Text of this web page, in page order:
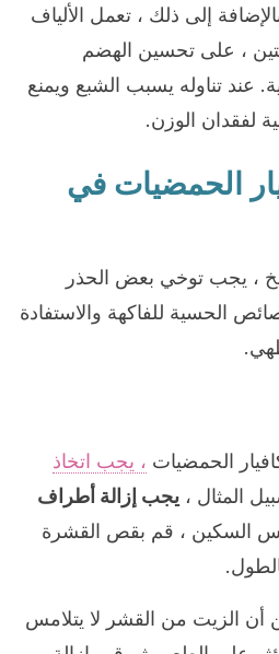
إلى ذلك ، تعمل الألياف
، على تحسين الهضم
عند تناوله يسبب الشبع ويمنع
لفقدان الوزن.
الحمضيات في
، يجب توخي بعض الحذر
الحسية للفاكهة والاستفادة
الحمضيات ، يجب اتخاذ
المثال ، يجب إزالة أطراف
السكين ، قم بقص القشرة
أن الزيت من القشر لا يتلامس